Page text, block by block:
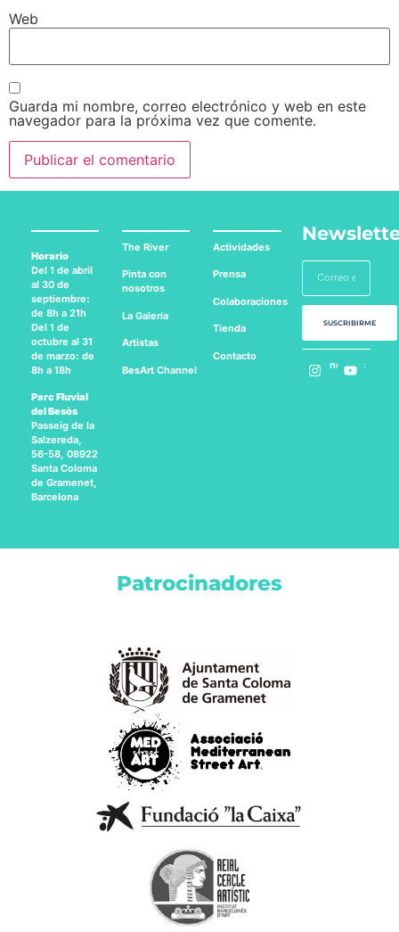
Web
Guarda mi nombre, correo electrónico y web en este
navegador para la próxima vez que comente.
Horario
Del 1 de abril
al 30 de
septiembre:
de 8h a 21h
Del 1 de
octubre al 31
de marzo: de
8h a 18h
Parc Fluvial
del Besòs
Passeig de la
Salzereda,
56-58, 08922
Santa Coloma
de Gramenet,
Barcelona
The River
Pinta con
nosotros
La Galería
Artistas
BesArt Channel
Actividades
Prensa
Colaboraciones
Tienda
Contacto
SUSCRIBIRME
Síguenos en:
Patrocinadores